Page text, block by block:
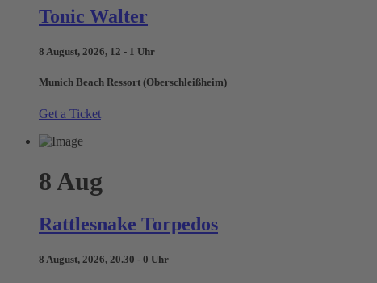
Tonic Walter
8 August, 2026, 12 - 1 Uhr
Munich Beach Ressort (Oberschleißheim)
Get a Ticket
8 Aug
Rattlesnake Torpedos
8 August, 2026, 20.30 - 0 Uhr